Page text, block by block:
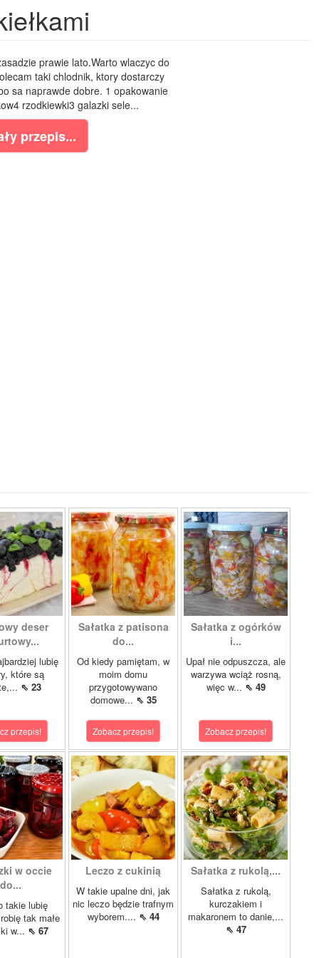
prawie lato.Warto wlaczyc do
taki chlodnik, ktory dostarczy
sa naprawde dobre. 1 opakowanie
rzodkiewki3 galazki sele...
przepis...
deser
lubię
które są
⇖ 23
przepis!
Sałatka z patisona
do...
Od kiedy pamiętam, w
moim domu
przygotowywano
domowe... ⇖ 35
Zobacz przepis!
Sałatka z ogórków
i...
Upał nie odpuszcza, ale
warzywa wciąż rosną,
więc w... ⇖ 49
Zobacz przepis!
w occie
do...
takie lubię
tak małe
w... ⇖ 67
Leczo z cukinią
W takie upalne dni, jak
nic leczo będzie trafnym
wyborem.... ⇖ 44
Sałatka z rukolą,...
Sałatka z rukolą,
kurczakiem i
makaronem to danie,...
⇖ 47